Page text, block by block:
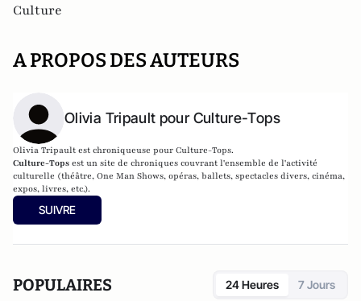
Culture
A PROPOS DES AUTEURS
Olivia Tripault pour Culture-Tops
Olivia Tripault est chroniqueuse pour Culture-Tops.
Culture-Tops est un site de chroniques couvrant l'ensemble de l'activité
culturelle (théâtre, One Man Shows, opéras, ballets, spectacles divers, cinéma,
expos, livres, etc.).
SUIVRE
POPULAIRES 24 Heures 7 Jours